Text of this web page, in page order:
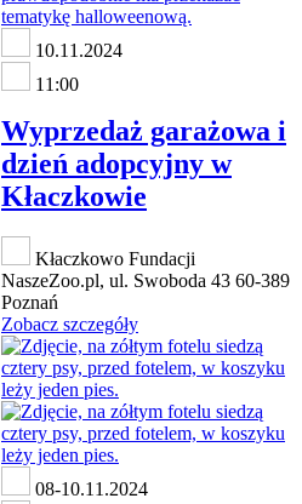
10.11.2024
11:00
Wyprzedaż garażowa i
dzień adopcyjny w
Kłaczkowie
Kłaczkowo Fundacji
NaszeZoo.pl, ul. Swoboda 43 60-389
Poznań
Zobacz szczegóły
08-10.11.2024